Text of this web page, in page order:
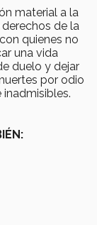
material a la
de la
con quienes no
una vida
duelo y dejar
por odio